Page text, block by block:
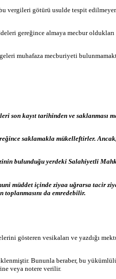
götürü usulde tespit
gereğince almaya mecbur oldukları
muhafaza mecburiyeti
son kayıt tarihinden ve saklanması
saklamakla mükelleftirler.
bulunduğu yerdeki Salahiyetli
müddet içinde ziyaa uğrarsa
da emredebilir.
gösteren vesikaları ve yazdığı
Bununla beraber, bu
veya notere verilir.